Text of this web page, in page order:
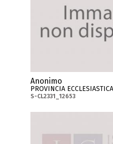
Anonimo
PROVINCIA
S-CL2331_12653